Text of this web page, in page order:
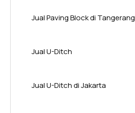
Jual Paving Block di Tangerang
Jual U-Ditch
Jual U-Ditch di Jakarta